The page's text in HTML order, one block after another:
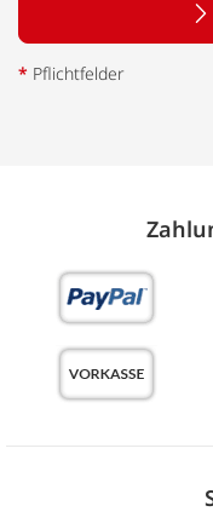
* Pflichtfelder